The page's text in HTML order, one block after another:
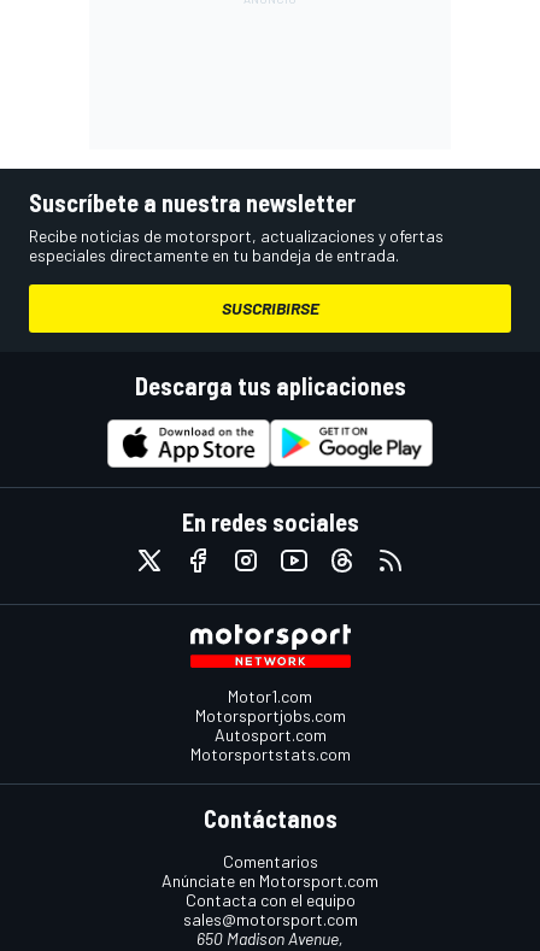
Suscríbete a nuestra newsletter
Recibe noticias de motorsport, actualizaciones y ofertas
especiales directamente en tu bandeja de entrada.
SUSCRIBIRSE
Descarga tus aplicaciones
En redes sociales
Motor1.com
Motorsportjobs.com
Autosport.com
Motorsportstats.com
Contáctanos
Comentarios
Anúnciate en Motorsport.com
Contacta con el equipo
sales@motorsport.com
650 Madison Avenue,